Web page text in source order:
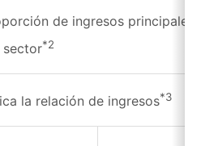
de ingresos principales
sector*2
la relación de ingresos*3